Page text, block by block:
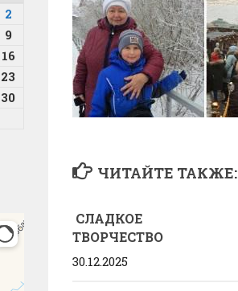
ЧИТАЙТЕ ТАКЖЕ:
СЛАДКОЕ
ТВОРЧЕСТВО
30.12.2025
2
9
16
23
30